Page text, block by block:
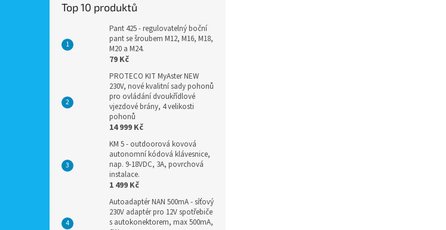
Top 10 produktů
Pant 425 - regulovatelný boční
pant se šroubem M12, M16, M18,
M20 a M24.
79 Kč
PROTECO KIT MyAster NEW
230V, nové kvalitní sady pohonů
pro ovládání dvoukřídlové
vjezdové brány, 4 velikosti
pohonů
14 999 Kč
KM 5 - outdoorová kovová
autonomní kódová klávesnice,
nap. 9-18VDC, 3A, povrchová
instalace.
1 499 Kč
Autoadaptér NAN 500mA - síťový
230V adaptér pro 12V spotřebiče
s autokonektorem, max 500mA,